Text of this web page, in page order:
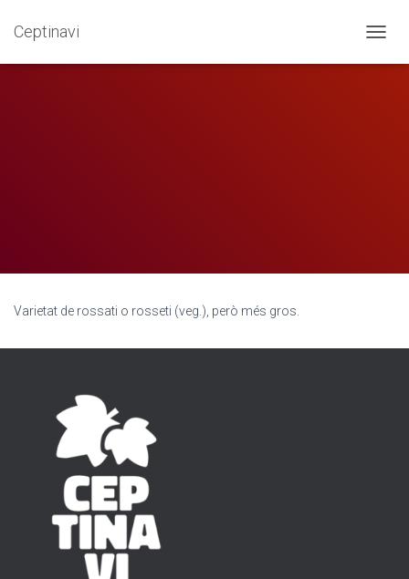
Ceptinavi
Varietat de rossati o rosseti (veg.), però més gros.